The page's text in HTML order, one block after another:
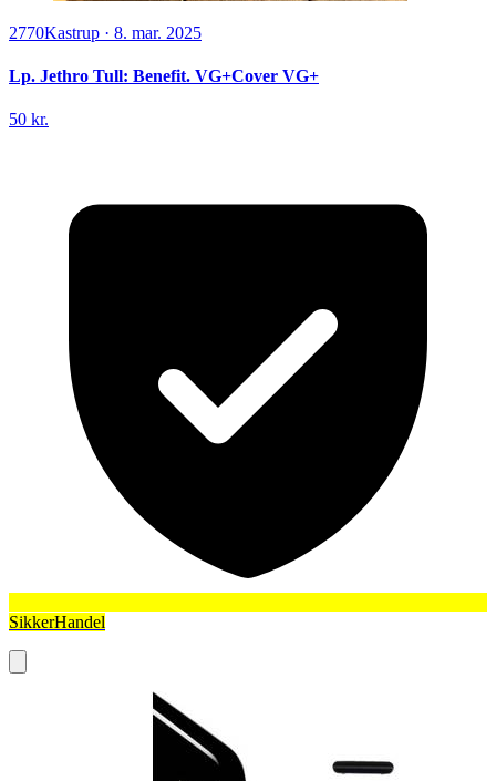
2770Kastrup · 8. mar. 2025
Lp. Jethro Tull: Benefit. VG+Cover VG+
50 kr.
SikkerHandel